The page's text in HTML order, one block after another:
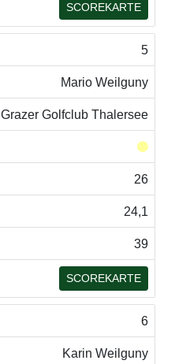
SCOREKARTE
5
Mario Weilguny
Grazer Golfclub Thalersee
26
24,1
39
SCOREKARTE
6
Karin Weilguny